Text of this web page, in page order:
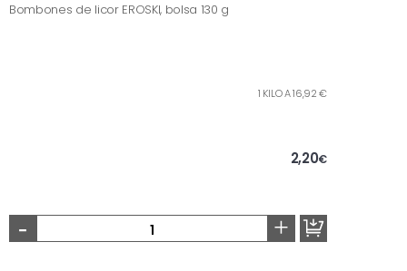
Bombones de licor EROSKI, bolsa 130 g
1 KILO A 16,92 €
2,20€
- +